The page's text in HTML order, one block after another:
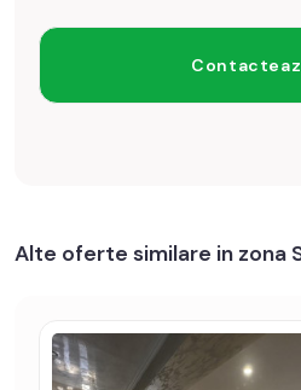
Alte oferte similare in zona